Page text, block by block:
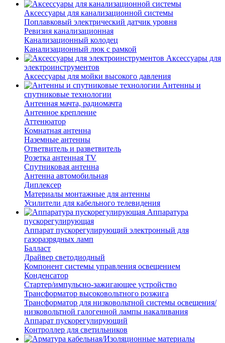
Аксессуары для канализационной системы
Поплавковый электрический датчик уровня
Ревизия канализационная
Канализационный колодец
Канализационный люк с рамкой
Аксессуары для
электроинструментов
Аксессуары для мойки высокого давления
Антенны и
спутниковые технологии
Антенная мачта, радиомачта
Антенное крепление
Аттенюатор
Комнатная антенна
Наземные антенны
Ответвитель и разветвитель
Розетка антенная TV
Спутниковая антенна
Антенна автомобильная
Диплексер
Материалы монтажные для антенны
Усилители для кабельного телевидения
Аппаратура
пускорегулирующая
Аппарат пускорегулирующий электронный для
газоразрядных ламп
Балласт
Драйвер светодиодный
Компонент системы управления освещением
Конденсатор
Стартер/импульсно-зажигающее устройство
Трансформатор высоковольтного розжига
Трансформатор для низковольтной системы освещения/
низковольтной галогенной лампы накаливания
Аппарат пускорегулирующий
Контроллер для светильников